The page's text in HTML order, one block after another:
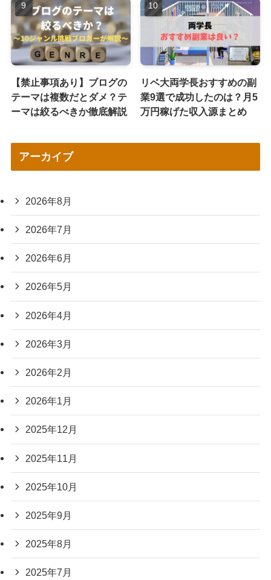
【禁止事項あり】ブログの
テーマは複数だとダメ？テ
ーマは絞るべきか徹底解説
リベ大両学長おすすめの副
業9選で成功したのは？月5
万円稼げた収入源まとめ
アーカイブ
2026年8月
2026年7月
2026年6月
2026年5月
2026年4月
2026年3月
2026年2月
2026年1月
2025年12月
2025年11月
2025年10月
2025年9月
2025年8月
2025年7月